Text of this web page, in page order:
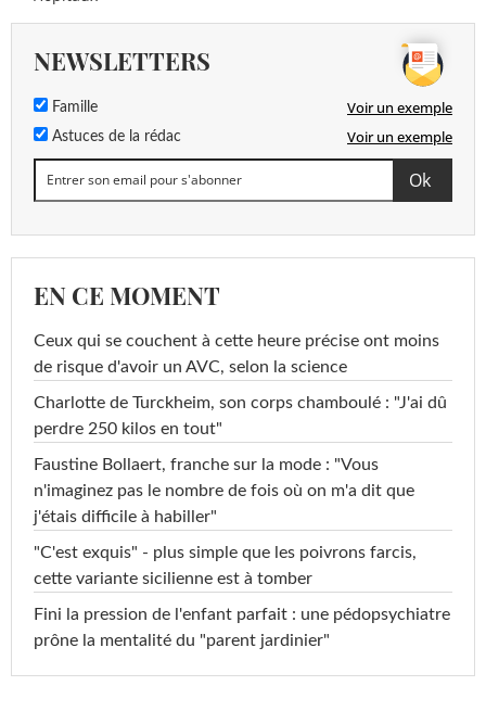
NEWSLETTERS
Famille Voir un exemple
Astuces de la rédac Voir un exemple
EN CE MOMENT
Ceux qui se couchent à cette heure précise ont moins
de risque d'avoir un AVC, selon la science
Charlotte de Turckheim, son corps chamboulé : "J'ai dû
perdre 250 kilos en tout"
Faustine Bollaert, franche sur la mode : "Vous
n'imaginez pas le nombre de fois où on m'a dit que
j'étais difficile à habiller"
"C'est exquis" - plus simple que les poivrons farcis,
cette variante sicilienne est à tomber
Fini la pression de l'enfant parfait : une pédopsychiatre
prône la mentalité du "parent jardinier"